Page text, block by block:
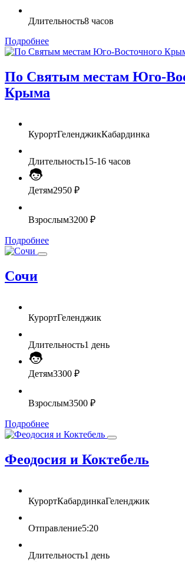
Длительность8 часов
Подробнее
По Святым местам Юго-
Крыма
КурортГеленджикКабардинка
Длительность15-16 часов
Детям2950 ₽
Взрослым3200 ₽
Подробнее
Сочи
КурортГеленджик
Длительность1 день
Детям3300 ₽
Взрослым3500 ₽
Подробнее
Феодосия и Коктебель
КурортКабардинкаГеленджик
Отправление5:20
Длительность1 день